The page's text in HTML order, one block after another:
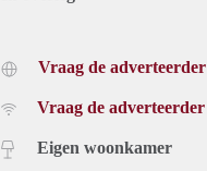
Vraag de adverteerder
Vraag de adverteerder
Eigen woonkamer